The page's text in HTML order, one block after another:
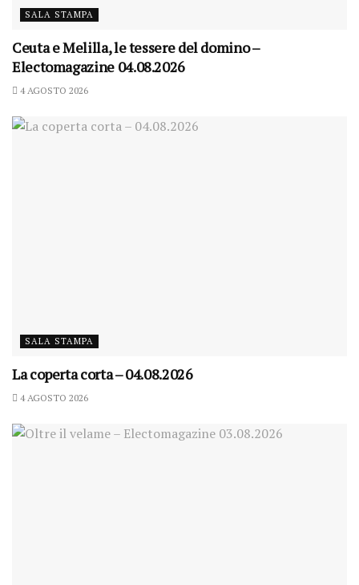
SALA STAMPA
Ceuta e Melilla, le tessere del domino –
Electomagazine 04.08.2026
4 AGOSTO 2026
SALA STAMPA
La coperta corta – 04.08.2026
4 AGOSTO 2026